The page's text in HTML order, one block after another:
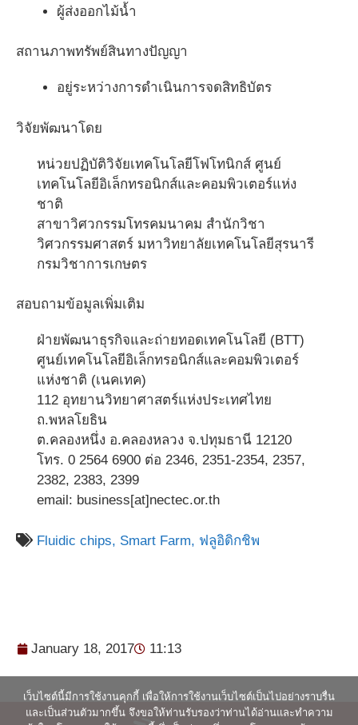
ผู้ส่งออกไม้น้ำ
สถานภาพทรัพย์สินทางปัญญา
อยู่ระหว่างการดำเนินการจดสิทธิบัตร
วิจัยพัฒนาโดย
หน่วยปฏิบัติวิจัยเทคโนโลยีโฟโทนิกส์ ศูนย์
เทคโนโลยีอิเล็กทรอนิกส์และคอมพิวเตอร์แห่ง
ชาติ
สาขาวิศวกรรมโทรคมนาคม สำนักวิชา
วิศวกรรมศาสตร์ มหาวิทยาลัยเทคโนโลยีสุรนารี
กรมวิชาการเกษตร
สอบถามข้อมูลเพิ่มเติม
ฝ่ายพัฒนาธุรกิจและถ่ายทอดเทคโนโลยี (BTT)
ศูนย์เทคโนโลยีอิเล็กทรอนิกส์และคอมพิวเตอร์
แห่งชาติ (เนคเทค)
112 อุทยานวิทยาศาสตร์แห่งประเทศไทย
ถ.พหลโยธิน
ต.คลองหนึ่ง อ.คลองหลวง จ.ปทุมธานี 12120
โทร. 0 2564 6900 ต่อ 2346, 2351-2354, 2357,
2382, 2383, 2399
email: business[at]nectec.or.th
Fluidic chips, Smart Farm, ฟลูอิดิกชิพ
January 18, 2017 11:13
เว็บไซต์นี้มีการใช้งานคุกกี้ เพื่อให้การใช้งานเว็บไซต์เป็นไปอย่างราบรื่น
และเป็นส่วนตัวมากขึ้น จึงขอให้ท่านรับรองว่าท่านได้อ่านและทำความ